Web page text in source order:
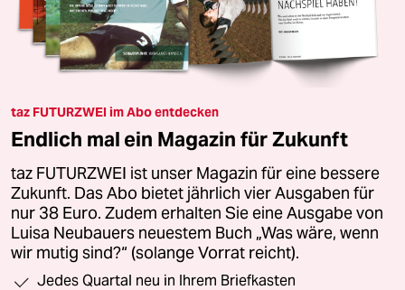
taz FUTURZWEI im Abo entdecken
Endlich mal ein Magazin für Zukunft
taz FUTURZWEI ist unser Magazin für eine bessere
Zukunft. Das Abo bietet jährlich vier Ausgaben für
nur 38 Euro. Zudem erhalten Sie eine Ausgabe von
Luisa Neubauers neuestem Buch „Was wäre, wenn
wir mutig sind?“ (solange Vorrat reicht).
Jedes Quartal neu in Ihrem Briefkasten